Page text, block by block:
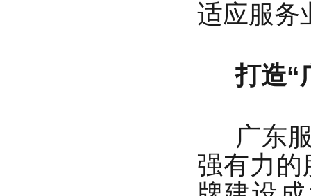
适应服务
打造“
广东服
强有力的